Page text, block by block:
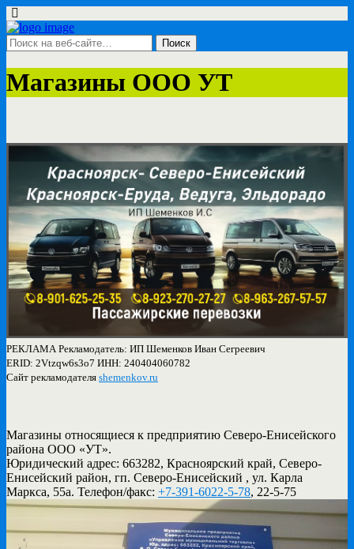
Магазины ООО УТ
РЕКЛАМА Рекламодатель: ИП Шеменков Иван Сегреевич
ERID: 2Vtzqw6s3o7 ИНН: 240404060782
Сайт рекламодателя shemenkov.ru
Магазины относящиеся к предприятию Северо-Енисейского
района ООО «УТ».
Юридический адрес: 663282, Красноярский край, Северо-
Енисейский район, гп. Северо-Енисейский , ул. Карла
Маркса, 55а. Телефон/факс: +7-391-6022-5-78, 22-5-75